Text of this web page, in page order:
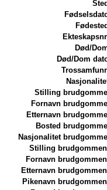
Død/
Død/Dom
Stilling
Fornavn
Etternavn
Bosted
Nasjonalitet
Stilling
Fornavn
Etternavn
Pikenavn